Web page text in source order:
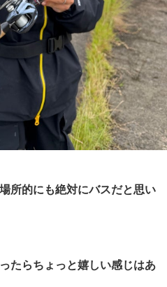
所的にも絶対にバスだと思い
たらちょっと嬉しい感じはあ